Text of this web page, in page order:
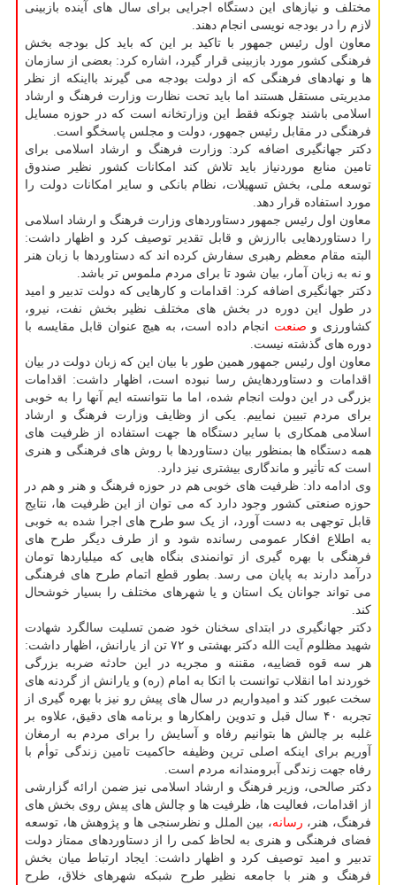
مختلف و نیازهای این دستگاه اجرایی برای سال های آینده بازبینی
لازم را در بودجه نویسی انجام دهند.
معاون اول رئیس جمهور با تاکید بر این که باید کل بودجه بخش
فرهنگی کشور مورد بازبینی قرار گیرد، اشاره کرد: بعضی از سازمان
ها و نهادهای فرهنگی که از دولت بودجه می گیرند بااینکه از نظر
مدیریتی مستقل هستند اما باید تحت نظارت وزارت فرهنگ و ارشاد
اسلامی باشند چونکه فقط این وزارتخانه است که در حوزه مسایل
فرهنگی در مقابل رئیس جمهور، دولت و مجلس پاسخگو است.
دکتر جهانگیری اضافه کرد: وزارت فرهنگ و ارشاد اسلامی برای
تامین منابع موردنیاز باید تلاش کند امکانات کشور نظیر صندوق
توسعه ملی، بخش تسهیلات، نظام بانکی و سایر امکانات دولت را
مورد استفاده قرار دهد.
معاون اول رئیس جمهور دستاوردهای وزارت فرهنگ و ارشاد اسلامی
را دستاوردهایی باارزش و قابل تقدیر توصیف کرد و اظهار داشت:
البته مقام معظم رهبری سفارش کرده اند که دستاوردها با زبان هنر
و نه به زبان آمار، بیان شود تا برای مردم ملموس تر باشد.
دکتر جهانگیری اضافه کرد: اقدامات و کارهایی که دولت تدبیر و امید
در طول این دوره در بخش های مختلف نظیر بخش نفت، نیرو،
کشاورزی و صنعت انجام داده است، به هیچ عنوان قابل مقایسه با
دوره های گذشته نیست.
معاون اول رئیس جمهور همین طور با بیان این که زبان دولت در بیان
اقدامات و دستاوردهایش رسا نبوده است، اظهار داشت: اقدامات
بزرگی در این دولت انجام شده، اما ما نتوانسته ایم آنها را به خوبی
برای مردم تبیین نماییم. یکی از وظایف وزارت فرهنگ و ارشاد
اسلامی همکاری با سایر دستگاه ها جهت استفاده از ظرفیت های
همه دستگاه ها بمنظور بیان دستاوردها با روش های فرهنگی و هنری
است که تأثیر و ماندگاری بیشتری نیز دارد.
وی ادامه داد: ظرفیت های خوبی هم در حوزه فرهنگ و هنر و هم در
حوزه صنعتی کشور وجود دارد که می توان از این ظرفیت ها، نتایج
قابل توجهی به دست آورد، از یک سو طرح های اجرا شده به خوبی
به اطلاع افکار عمومی رسانده شود و از طرف دیگر طرح های
فرهنگی با بهره گیری از توانمندی بنگاه هایی که میلیاردها تومان
درآمد دارند به پایان می رسد. بطور قطع اتمام طرح های فرهنگی
می تواند جوانان یک استان و یا شهرهای مختلف را بسیار خوشحال
کند.
دکتر جهانگیری در ابتدای سخنان خود ضمن تسلیت سالگرد شهادت
شهید مظلوم آیت الله دکتر بهشتی و ۷۲ تن از یارانش، اظهار داشت:
هر سه قوه قضاییه، مقننه و مجریه در این حادثه ضربه بزرگی
خوردند اما انقلاب توانست با اتکا به امام (ره) و یارانش از گردنه های
سخت عبور کند و امیدواریم در سال های پیش رو نیز با بهره گیری از
تجربه ۴۰ سال قبل و تدوین راهکارها و برنامه های دقیق، علاوه بر
غلبه بر چالش ها بتوانیم رفاه و آسایش را برای مردم به ارمغان
آوریم برای اینکه اصلی ترین وظیفه حاکمیت تامین زندگی توأم با
رفاه جهت زندگی آبرومندانه مردم است.
دکتر صالحی، وزیر فرهنگ و ارشاد اسلامی نیز ضمن ارائه گزارشی
از اقدامات، فعالیت ها، ظرفیت ها و چالش های پیش روی بخش های
فرهنگ، هنر، رسانه، بین الملل و نظرسنجی ها و پژوهش ها، توسعه
فضای فرهنگی و هنری به لحاظ کمی را از دستاوردهای ممتاز دولت
تدبیر و امید توصیف کرد و اظهار داشت: ایجاد ارتباط میان بخش
فرهنگ و هنر با جامعه نظیر طرح شبکه شهرهای خلاق، طرح